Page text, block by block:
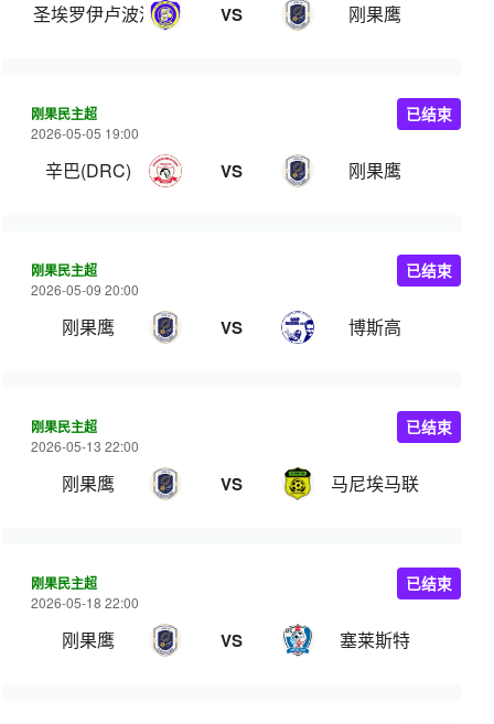
圣埃罗伊卢波波 VS 刚果鹰
刚果民主超
2026-05-05 19:00
辛巴(DRC) VS 刚果鹰
已结束
刚果民主超
2026-05-09 20:00
刚果鹰 VS 博斯高
已结束
刚果民主超
2026-05-13 22:00
刚果鹰 VS 马尼埃马联
已结束
刚果民主超
2026-05-18 22:00
刚果鹰 VS 塞莱斯特
已结束